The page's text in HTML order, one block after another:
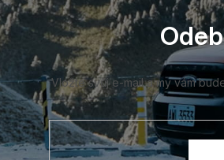
Vložte svůj e-mail a my vám